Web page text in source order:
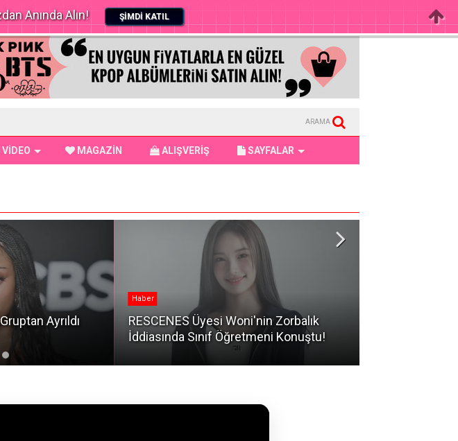
ARAMA
VİDEO MAGAZİN ALIŞVERİŞ SAYFALAR
Ayrıldı
Haber
RESCENES Üyesi Woni'nin Zorbalık
İddiasında Sınıf Öğretmeni Konuştu!
Anında Alın! ŞİMDİ KATIL